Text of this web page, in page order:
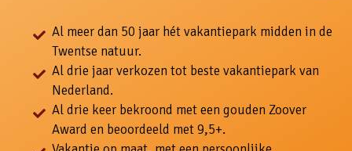
Al meer dan 50 jaar hét vakantiepark midden in de
Twentse natuur.
Al drie jaar verkozen tot beste vakantiepark van
Nederland.
Al drie keer bekroond met een gouden Zoover
Award en beoordeeld met 9,5+.